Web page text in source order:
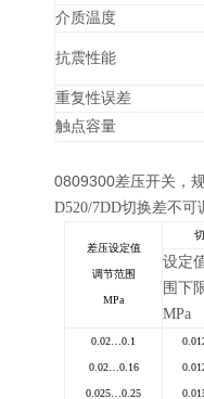
介质温度
抗震性能
重复性误差
触点容量
0809300差压开关，
D520/7DD切换差不可
差压设定值
调节范围
MPa
设定
围下
MPa
0.02…0.1
0.02…0.16
0.025…0.25